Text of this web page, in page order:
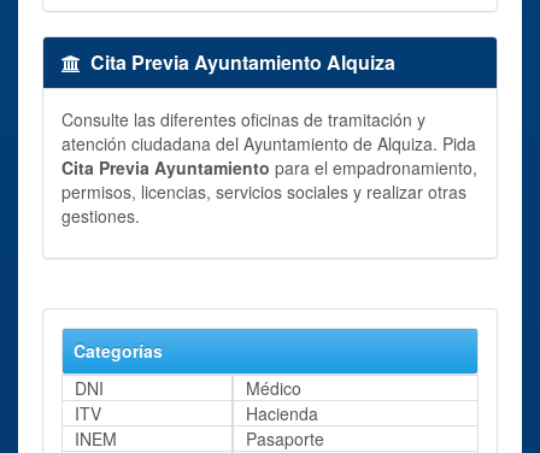
Cita Previa Ayuntamiento Alquiza
Consulte las diferentes oficinas de tramitación y
atención ciudadana del Ayuntamiento de Alquiza. Pida
Cita Previa Ayuntamiento para el empadronamiento,
permisos, licencias, servicios sociales y realizar otras
gestiones.
Categorías
DNI
Médico
ITV
Hacienda
INEM
Pasaporte